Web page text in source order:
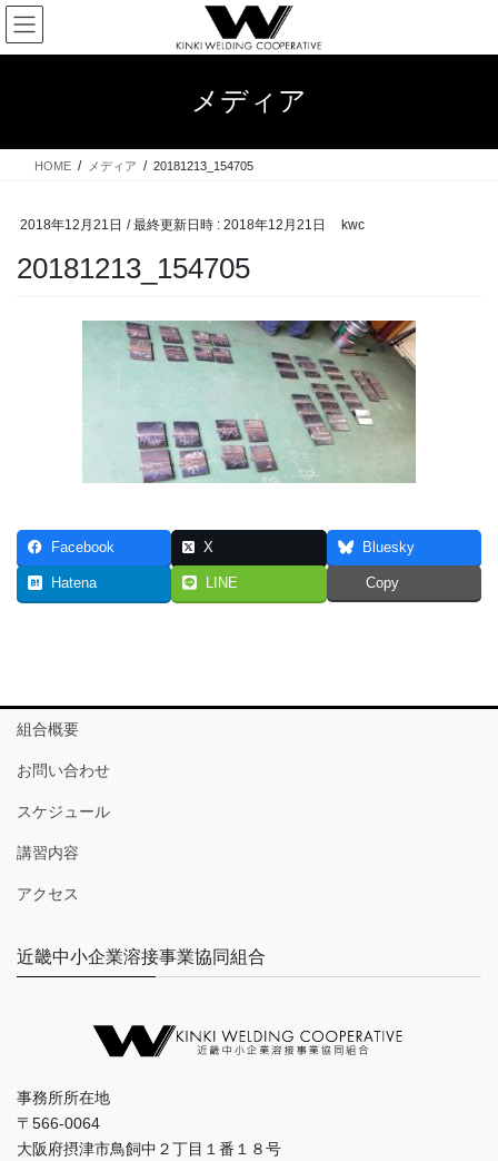
コ
ン
テ
ス
ナ
ビ
ゲ
ン
メディア
HOME メディア 20181213_154705
2018年12月21日 / 最終更新日時 : 2018年12月21日 kwc
20181213_154705
Facebook X Bluesky
Hatena LINE Copy
組合概要
お問い合わせ
スケジュール
講習内容
アクセス
近畿中小企業溶接事業協同組合
事務所所在地
〒566-0064
大阪府摂津市鳥飼中２丁目１番１８号